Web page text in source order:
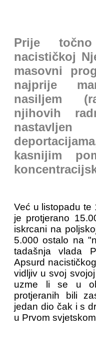
Prije
nacističkoj
masovni
najprije
nasiljem
njihovih
kasnijim
Već u listopadu te
je protjerano
iskrcani na
5.000 ostalo na
tadašnja vlada
Apsurd
vidljiv u svoj
uzme li se u
protjeranih bili
jedan dio čak i s
u Prvom